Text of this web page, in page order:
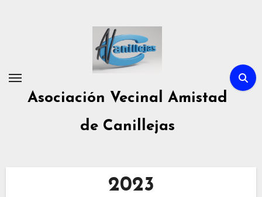
Asociación Vecinal Amistad
de Canillejas
2023